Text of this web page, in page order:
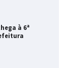
à 6ª